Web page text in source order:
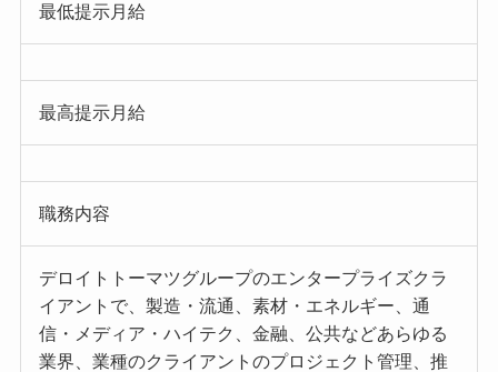
最低提示月給
最高提示月給
職務内容
デロイトトーマツグループのエンタープライズクラ
イアントで、製造・流通、素材・エネルギー、通
信・メディア・ハイテク、金融、公共などあらゆる
業界、業種のクライアントのプロジェクト管理、推